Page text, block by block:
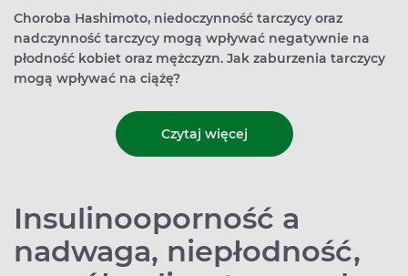
Choroba Hashimoto, niedoczynność tarczycy oraz
nadczynność tarczycy mogą wpływać negatywnie na
płodność kobiet oraz mężczyzn. Jak zaburzenia tarczycy
mogą wpływać na ciążę?
Czytaj więcej
Insulinooporność a
nadwaga, niepłodność,